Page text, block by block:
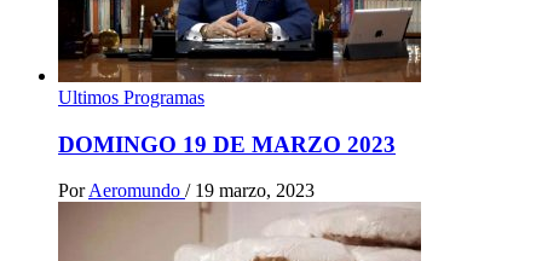
Ultimos Programas
DOMINGO 19 DE MARZO 2023
Por Aeromundo / 19 marzo, 2023